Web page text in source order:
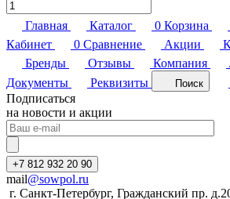
Главная Каталог 0 Корзина
Кабинет
0 Сравнение Акции
Бренды
Отзывы Компания
Документы
Реквизиты Поиск
Подписаться
на новости и акции
+7 812 932 20 90
mail@sowpol.ru
г. Санкт-Петербург, Гражданский пр.